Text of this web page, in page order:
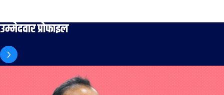
उम्मेदवार प्रोफाइल